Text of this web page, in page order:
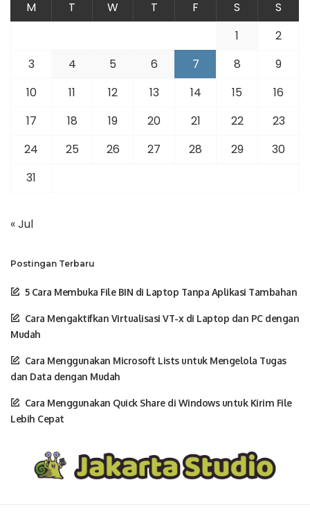
M T W T F S
S
1
2
3
4 5 6 7 8
9
10
11 12 13 14 15
16
17
18 19 20 21 22
23
24
25 26 27 28 29
30
31
« Jul
Postingan Terbaru
5 Cara Membuka File BIN di Laptop Tanpa Aplikasi Tambahan
Cara Mengaktifkan Virtualisasi VT-x di Laptop dan PC dengan
Mudah
Cara Menggunakan Microsoft Lists untuk Mengelola Tugas
dan Data dengan Mudah
Cara Menggunakan Quick Share di Windows untuk Kirim File
Lebih Cepat